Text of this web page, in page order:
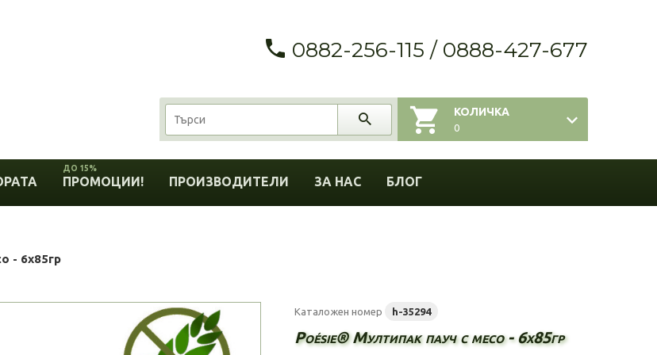
0882-256-115 / 0888-427-677
КОЛИЧКА
0
ПРОМОЦИИ!
ДО 15%
ПРОИЗВОДИТЕЛИ ЗА НАС БЛОГ
- 6х85гр
Каталожен номер h-35294
Poésie® Мултипак пауч с месо - 6х85гр